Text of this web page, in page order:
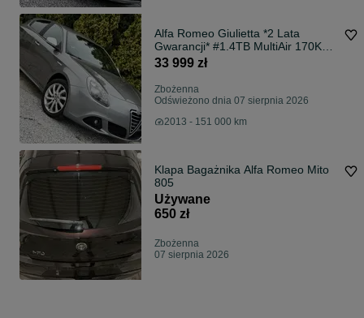
Alfa Romeo Giulietta *2 Lata
Gwarancji* #1.4TB MultiAir 170KM
#Automat #Niski Przebieg #PDC
33 999 zł
Zbożenna
Odświeżono dnia 07 sierpnia 2026
2013 - 151 000 km
Klapa Bagażnika Alfa Romeo Mito
805
Używane
650 zł
Zbożenna
07 sierpnia 2026